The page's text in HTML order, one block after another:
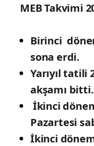
MEB Takvimi
Birinci
sona erdi.
Yarıyıl tatili
akşamı bitti.
İkinci
Pazartesi
İkinci